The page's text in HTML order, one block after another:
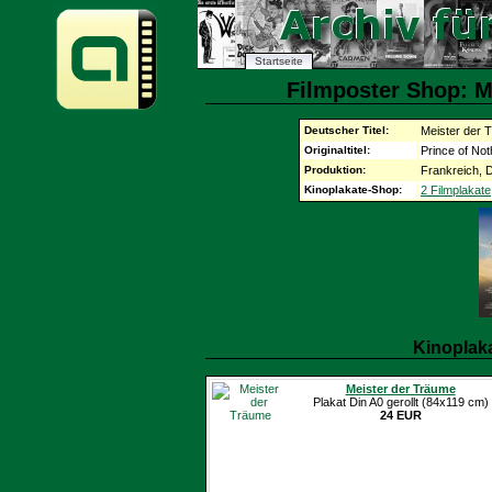
Startseite
Filmposter Shop:
Deutscher Titel: Meister der
Originaltitel: Prince of
Produktion: Frankreich,
Kinoplakate-Shop: 2 Filmplakate
Meister der Träume
Plakat Din A0 gerollt (84x119 cm)
24 EUR